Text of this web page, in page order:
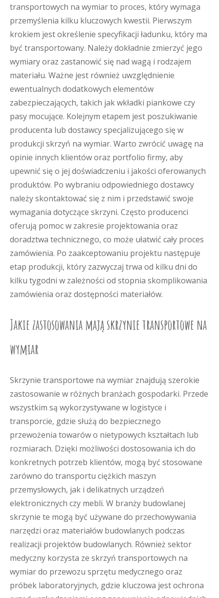
transportowych na wymiar to proces, który wymaga
przemyślenia kilku kluczowych kwestii. Pierwszym
krokiem jest określenie specyfikacji ładunku, który ma
być transportowany. Należy dokładnie zmierzyć jego
wymiary oraz zastanowić się nad wagą i rodzajem
materiału. Ważne jest również uwzględnienie
ewentualnych dodatkowych elementów
zabezpieczających, takich jak wkładki piankowe czy
pasy mocujące. Kolejnym etapem jest poszukiwanie
producenta lub dostawcy specjalizującego się w
produkcji skrzyń na wymiar. Warto zwrócić uwagę na
opinie innych klientów oraz portfolio firmy, aby
upewnić się o jej doświadczeniu i jakości oferowanych
produktów. Po wybraniu odpowiedniego dostawcy
należy skontaktować się z nim i przedstawić swoje
wymagania dotyczące skrzyni. Często producenci
oferują pomoc w zakresie projektowania oraz
doradztwa technicznego, co może ułatwić cały proces
zamówienia. Po zaakceptowaniu projektu następuje
etap produkcji, który zazwyczaj trwa od kilku dni do
kilku tygodni w zależności od stopnia skomplikowania
zamówienia oraz dostępności materiałów.
Jakie zastosowania mają skrzynie transportowe na
wymiar
Skrzynie transportowe na wymiar znajdują szerokie
zastosowanie w różnych branżach gospodarki. Przede
wszystkim są wykorzystywane w logistyce i
transporcie, gdzie służą do bezpiecznego
przewożenia towarów o nietypowych kształtach lub
rozmiarach. Dzięki możliwości dostosowania ich do
konkretnych potrzeb klientów, mogą być stosowane
zarówno do transportu ciężkich maszyn
przemysłowych, jak i delikatnych urządzeń
elektronicznych czy mebli. W branży budowlanej
skrzynie te mogą być używane do przechowywania
narzędzi oraz materiałów budowlanych podczas
realizacji projektów budowlanych. Również sektor
medyczny korzysta ze skrzyń transportowych na
wymiar do przewozu sprzętu medycznego oraz
próbek laboratoryjnych, gdzie kluczowa jest ochrona